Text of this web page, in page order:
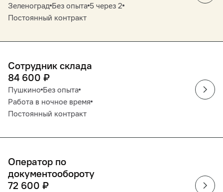
Зеленоград Без опыта 5 через 2
Постоянный контракт
Сотрудник склада
84 600 ₽
Пушкино Без опыта
Работа в ночное время
Постоянный контракт
Оператор по
документообороту
72 600 ₽